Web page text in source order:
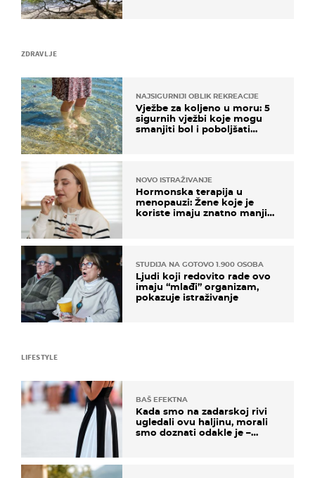
ZDRAVLJE
NAJSIGURNIJI OBLIK REKREACIJE
Vježbe za koljeno u moru: 5
sigurnih vježbi koje mogu
smanjiti bol i poboljšati
NOVO ISTRAŽIVANJE
Hormonska terapija u
menopauzi: Žene koje je
koriste imaju znatno manji
STUDIJA NA GOTOVO 1.900 OSOBA
Ljudi koji redovito rade ovo
imaju “mlađi” organizam,
pokazuje istraživanje
LIFESTYLE
BAŠ EFEKTNA
Kada smo na zadarskoj rivi
ugledali ovu haljinu, morali
smo doznati odakle je –